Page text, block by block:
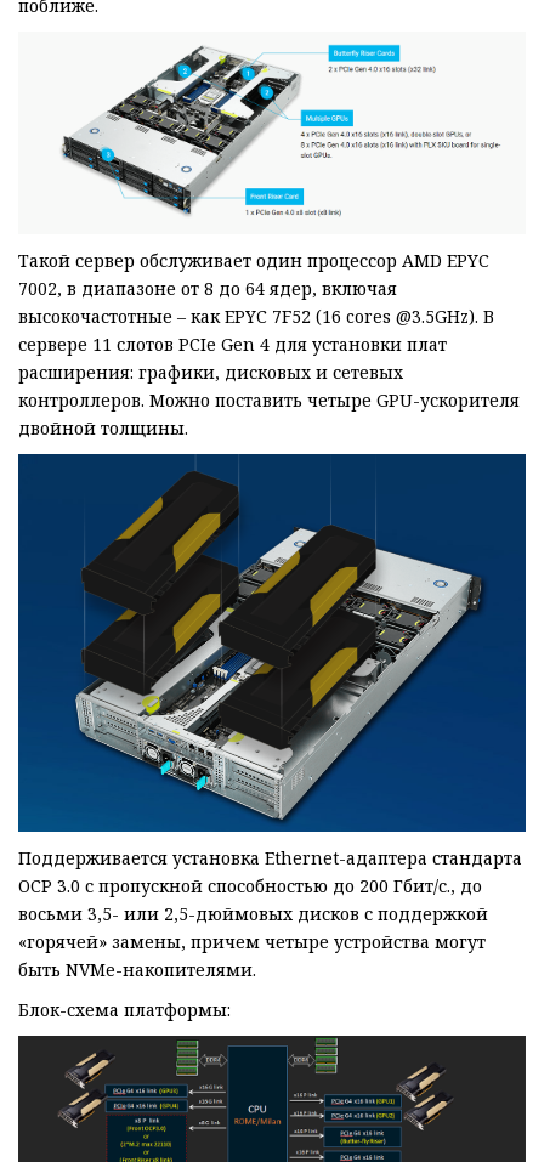
поближе.
Такой сервер обслуживает один процессор AMD EPYC
7002, в диапазоне от 8 до 64 ядер, включая
высокочастотные – как EPYC 7F52 (16 cores @3.5GHz). В
сервере 11 слотов PCIe Gen 4 для установки плат
расширения: графики, дисковых и сетевых
контроллеров. Можно поставить четыре GPU-ускорителя
двойной толщины.
Поддерживается установка Ethernet-адаптера стандарта
OCP 3.0 с пропускной способностью до 200 Гбит/с., до
восьми 3,5- или 2,5-дюймовых дисков с поддержкой
«горячей» замены, причем четыре устройства могут
быть NVMe-накопителями.
Блок-схема платформы: